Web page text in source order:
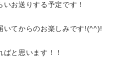
お送りする予定です！
いてからのお楽しみです!(^^)!
と思います！！